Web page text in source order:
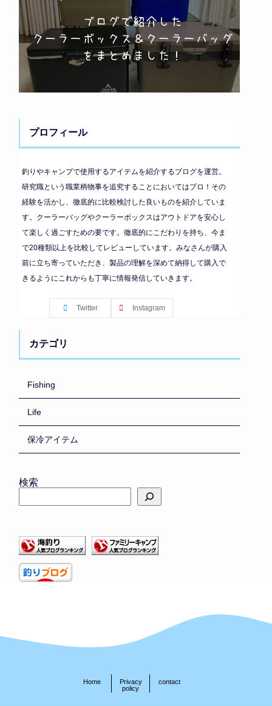
プロフィール
釣りやキャンプで使用するアイテムを紹介するブログを運営。
研究職という職業柄物事を追究することにおいてはプロ！その
経験を活かし、徹底的に比較検討した良いものを紹介していま
す。クーラーバッグやクーラーボックスはアウトドアを安心し
て楽しく過ごすための要です。徹底的にこだわりを持ち、今ま
で20種類以上を比較してレビューしています。みなさんが購入
前に立ち寄っていただき、製品の理解を深めて納得して購入で
きるようにこれからも丁寧に情報発信していきます。
Twitter Instagram
カテゴリ
Fishing
Life
保冷アイテム
検索
Home
Privacy
policy
contact